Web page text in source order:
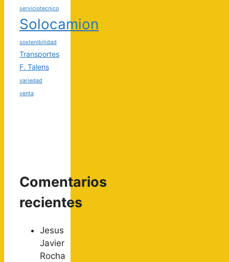
serviciotecnico
Solocamion
sostenibilidad
Transportes
F. Talens
variedad
venta
Comentarios
recientes
Jesus
Javier
Rocha